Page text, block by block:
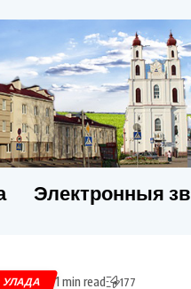
Электронныя
УЛАДА 1 min read 177